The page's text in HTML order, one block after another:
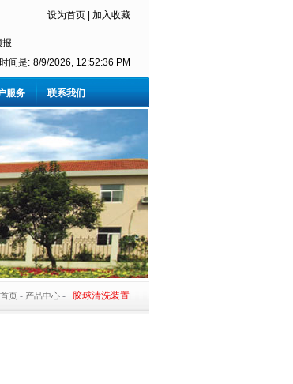
设为首页 加入收藏
间是: 8/9/2026, 12:52:36 PM
服务 联系我们
首页 - 产品中心 - 胶球清洗装置